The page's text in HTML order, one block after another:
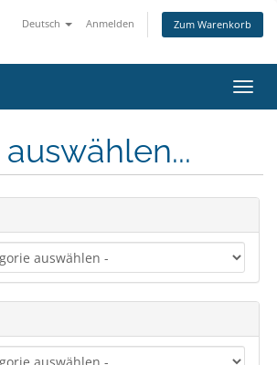
Deutsch Anmelden Zum Warenkorb